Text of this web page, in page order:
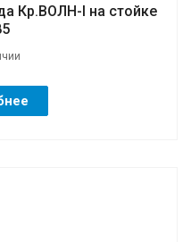
Кр.ВОЛН-I на стойке